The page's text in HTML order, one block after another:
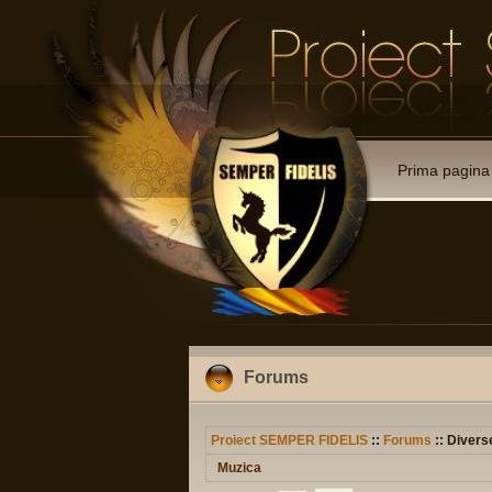
Prima pagina
Forums
Proiect SEMPER FIDELIS :: Forums ::
Muzica